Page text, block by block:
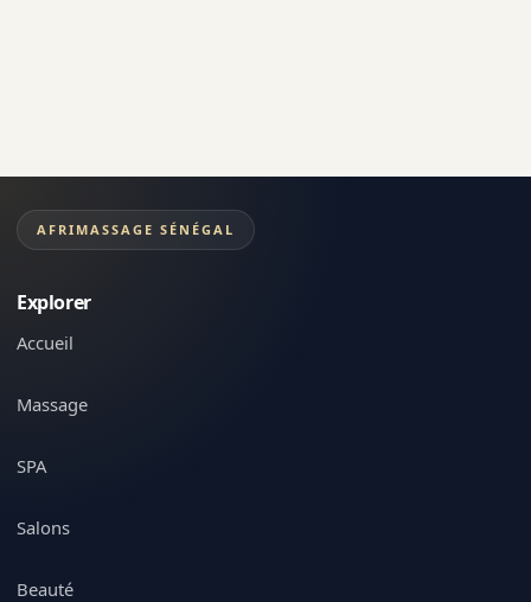
AFRIMASSAGE SÉNÉGAL
Explorer
Accueil
Massage
SPA
Salons
Beauté